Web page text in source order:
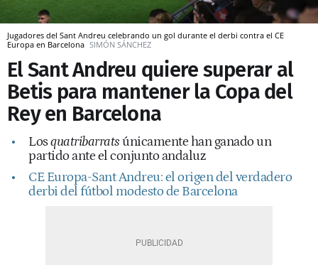
Jugadores del Sant Andreu celebrando un gol durante el derbi contra el CE
Europa en Barcelona SIMÓN SÁNCHEZ
El Sant Andreu quiere superar al
Betis para mantener la Copa del
Rey en Barcelona
Losquatribarratsúnicamente han ganado un
partido ante el conjunto andaluz
CE Europa-Sant Andreu: el origen del verdadero
derbi del fútbol modesto de Barcelona